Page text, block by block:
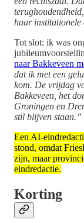
haar institutionele
Tot slot: ik was
naar Bakkeveen
dat ik met een
kom. De vrijdag
Bakkeveen, het
Groningen en
stil blijven staan.”
Een AI-
stond, omdat
zijn, maar
eindredactie.
Korting